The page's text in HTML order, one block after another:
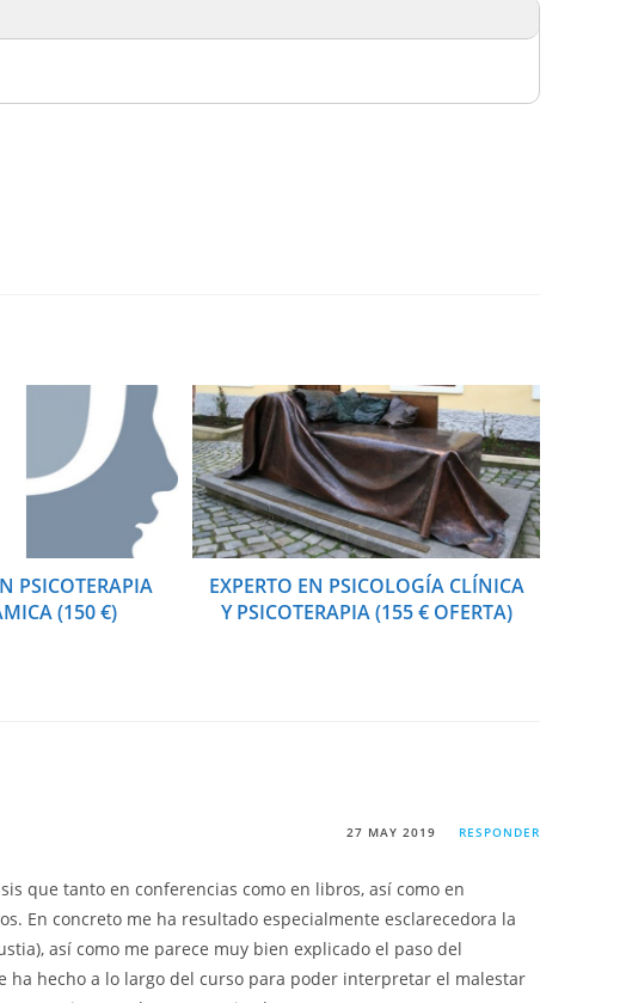
PSICOTERAPIA
(150 €)
EXPERTO EN PSICOLOGÍA CLÍNICA
Y PSICOTERAPIA (155 € OFERTA)
27 MAY 2019 RESPONDER
que tanto en conferencias como en libros, así como en
En concreto me ha resultado especialmente esclarecedora la
así como me parece muy bien explicado el paso del
hecho a lo largo del curso para poder interpretar el malestar